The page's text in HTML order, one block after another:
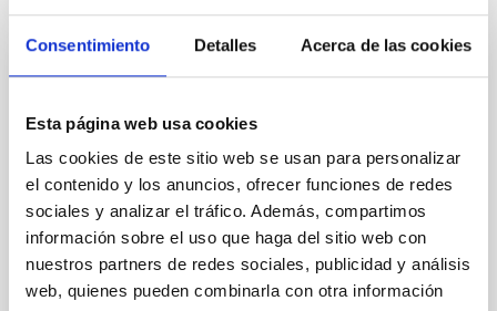
Consentimiento Detalles Acerca de las cookies
Esta página web usa cookies
Las cookies de este sitio web se usan para personalizar
el contenido y los anuncios, ofrecer funciones de redes
sociales y analizar el tráfico. Además, compartimos
información sobre el uso que haga del sitio web con
nuestros partners de redes sociales, publicidad y análisis
web, quienes pueden combinarla con otra información
RESULTADO DE INVESTIGACIÓN
Evolución sin bulbo y el auge de los discos
(BEARD): I. Mecanismos físicos detrás de
la relación masa-tamaño en galaxias tipo
Vía Láctea
En el marco del modelo cosmológico Lambda-CDM,
las galaxias crecen mediante la acreción gradual de
material y a través de fusiones con otras galaxias.